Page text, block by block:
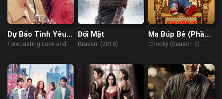
Dự Báo Tình Yêu
Và Thời Tiết
Forecasting Love and
Đối Mặt
Braven (2018)
Ma Búp Bê (Phần
2)
Chucky (Season 2)